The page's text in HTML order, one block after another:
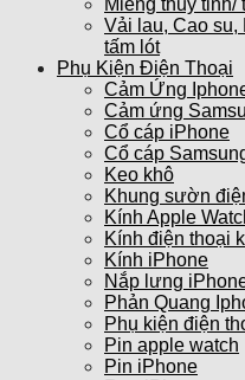
Vải lau, Cao su,
tấm lót
Phụ Kiện Điện Thoại
Cảm Ứng
Cảm ứng
Cổ cáp iPhone
Cổ cáp
Keo khô
Khung sườn
Kính Apple
Kính điện thoại
Kính iPhone
Nắp lưng
Phản Quang
Phụ kiện điện
Pin apple watch
Pin iPhone